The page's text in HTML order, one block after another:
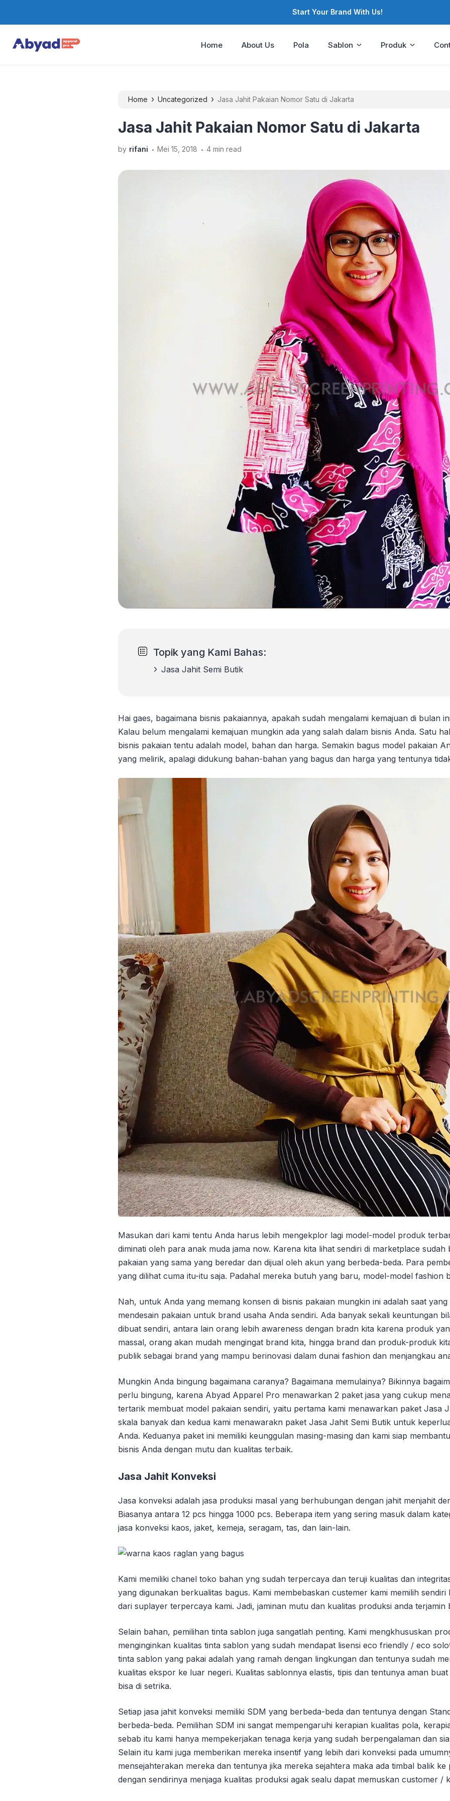
Start Your Brand With Us!
Home About Us Pola Sablon Produk
Home › Uncategorized › Jasa Jahit Pakaian Nomor Satu di Jakarta
Jasa Jahit Pakaian Nomor Satu di Jakarta
by rifani . Mei 15, 2018 . 4 min read
Topik yang Kami Bahas:
Jasa Jahit Semi Butik
Hai gaes, bagaimana bisnis pakaiannya, apakah sudah mengalami kemajuan di bulan
Kalau belum mengalami kemajuan mungkin ada yang salah dalam bisnis Anda. Satu
bisnis pakaian tentu adalah model, bahan dan harga. Semakin bagus model pakaian
yang melirik, apalagi didukung bahan-bahan yang bagus dan harga yang tentunya
Masukan dari kami tentu Anda harus lebih mengekplor lagi model-model produk
diminati oleh para anak muda jama now. Karena kita lihat sendiri di marketplace sudah
pakaian yang sama yang beredar dan dijual oleh akun yang berbeda-beda. Para
yang dilihat cuma itu-itu saja. Padahal mereka butuh yang baru, model-model fashion
Nah, untuk Anda yang memang konsen di bisnis pakaian mungkin ini adalah saat
mendesain pakaian untuk brand usaha Anda sendiri. Ada banyak sekali keuntungan
dibuat sendiri, antara lain orang lebih awareness dengan bradn kita karena produk
massal, orang akan mudah mengingat brand kita, hingga brand dan produk-produk
publik sebagai brand yang mampu berinovasi dalam dunai fashion dan menjangkau
Mungkin Anda bingung bagaimana caranya? Bagaimana memulainya? Bikinnya
perlu bingung, karena Abyad Apparel Pro menawarkan 2 paket jasa yang cukup
tertarik membuat model pakaian sendiri, yaitu pertama kami menawarkan paket Jasa
skala banyak dan kedua kami menawarakn paket Jasa Jahit Semi Butik untuk
Anda. Keduanya paket ini memiliki keunggulan masing-masing dan kami siap
bisnis Anda dengan mutu dan kualitas terbaik.
Jasa Jahit Konveksi
Jasa konveksi adalah jasa produksi masal yang berhubungan dengan jahit menjahit
Biasanya antara 12 pcs hingga 1000 pcs. Beberapa item yang sering masuk dalam
jasa konveksi kaos, jaket, kemeja, seragam, tas, dan lain-lain.
Kami memiliki chanel toko bahan yng sudah terpercaya dan teruji kualitas dan
yang digunakan berkualitas bagus. Kami membebaskan custemer kami memilih
dari suplayer terpercaya kami. Jadi, jaminan mutu dan kualitas produksi anda terjamin
Selain bahan, pemilihan tinta sablon juga sangatlah penting. Kami mengkhususkan
menginginkan kualitas tinta sablon yang sudah mendapat lisensi eco friendly / eco
tinta sablon yang pakai adalah yang ramah dengan lingkungan dan tentunya sudah
kualitas ekspor ke luar negeri. Kualitas sablonnya elastis, tipis dan tentunya aman
bisa di setrika.
Setiap jasa jahit konveksi memiliki SDM yang berbeda-beda dan tentunya dengan
berbeda-beda. Pemilihan SDM ini sangat mempengaruhi kerapian kualitas pola,
sebab itu kami hanya mempekerjakan tenaga kerja yang sudah berpengalaman dan
Selain itu kami juga memberikan mereka insentif yang lebih dari konveksi pada
mensejahterakan mereka dan tentunya jika mereka sejahtera maka ada timbal balik
dengan sendirinya menjaga kualitas produksi agak sealu dapat memuskan customer /